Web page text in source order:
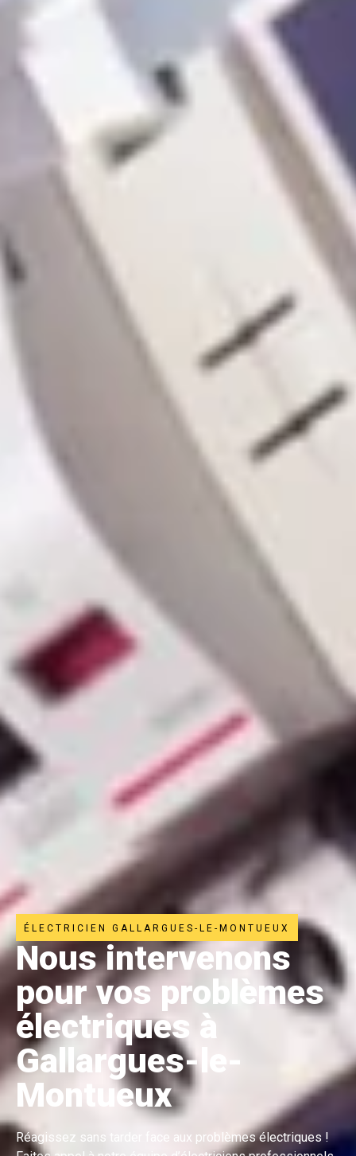
ÉLECTRICIEN GALLARGUES-LE-MONTUEUX
Nous intervenons
pour vos problèmes
électriques à
Gallargues-le-
Montueux
Réagissez sans tarder face aux problèmes électriques !